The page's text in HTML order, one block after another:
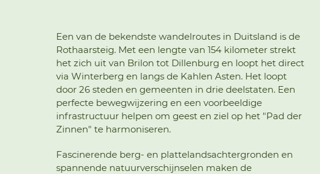
Een van de bekendste wandelroutes in Duitsland is de
Rothaarsteig. Met een lengte van 154 kilometer strekt
het zich uit van Brilon tot Dillenburg en loopt het direct
via Winterberg en langs de Kahlen Asten. Het loopt
door 26 steden en gemeenten in drie deelstaten. Een
perfecte bewegwijzering en een voorbeeldige
infrastructuur helpen om geest en ziel op het "Pad der
Zinnen" te harmoniseren.
Fascinerende berg- en plattelandsachtergronden en
spannende natuurverschijnselen maken de